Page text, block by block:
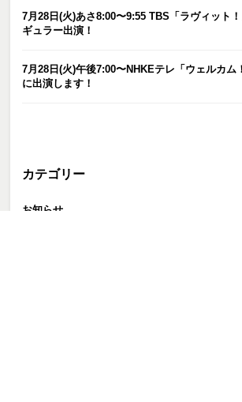
7月28日(火)あさ8:00〜9:55 TBS「ラヴィット
ギュラー出演！
7月28日(火)午後7:00〜NHKEテレ「ウェルカム
に出演します！
カテゴリー
お知らせ